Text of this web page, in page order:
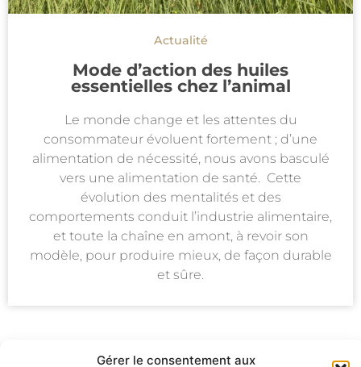
Gérer le consentement aux
Actualité
Mode d’action des huiles
essentielles chez l’animal
Le monde change et les attentes du
consommateur évoluent fortement ; d’une
alimentation de nécessité, nous avons basculé
vers une alimentation de santé. Cette
évolution des mentalités et des
comportements conduit l’industrie alimentaire,
et toute la chaîne en amont, à revoir son
modèle, pour produire mieux, de façon durable
et sûre.
1 2